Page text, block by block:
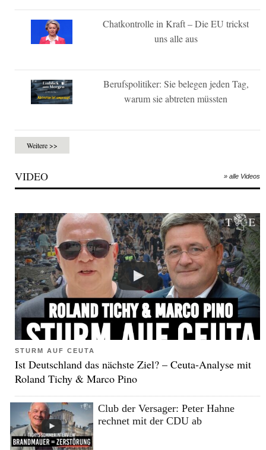
Chatkontrolle in Kraft – Die EU trickst
uns alle aus
Berufspolitiker: Sie belegen jeden Tag,
warum sie abtreten müssten
Weitere >>
VIDEO » alle Videos
STURM AUF CEUTA
Ist Deutschland das nächste Ziel? – Ceuta-Analyse mit
Roland Tichy & Marco Pino
Club der Versager: Peter Hahne
rechnet mit der CDU ab